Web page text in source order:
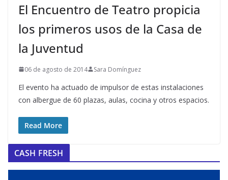
El Encuentro de Teatro propicia
los primeros usos de la Casa de
la Juventud
06 de agosto de 2014 Sara Domínguez
El evento ha actuado de impulsor de estas instalaciones
con albergue de 60 plazas, aulas, cocina y otros espacios.
Read More
CASH FRESH